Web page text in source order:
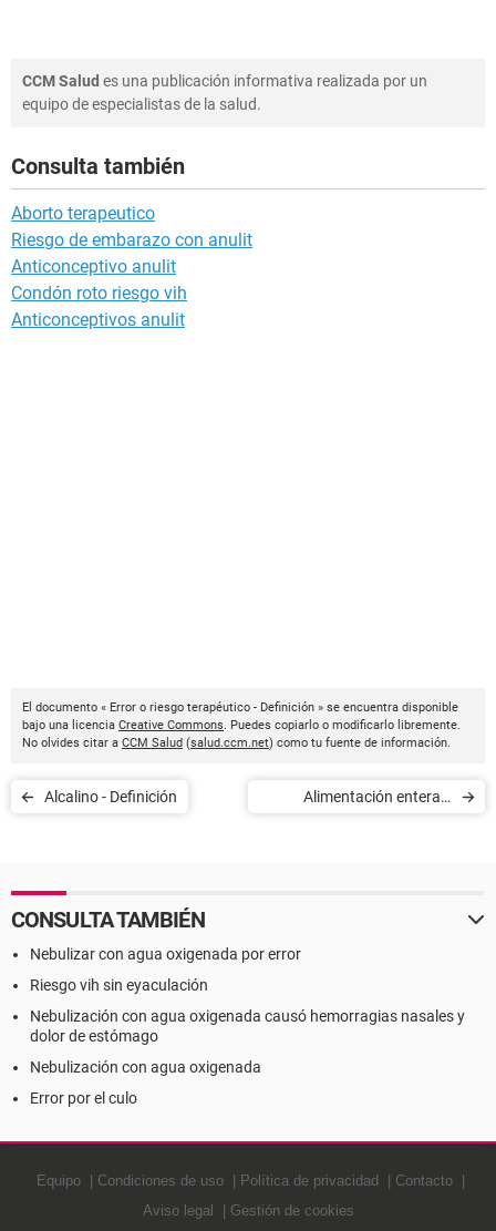
CCM Salud es una publicación informativa realizada por un
equipo de especialistas de la salud.
Consulta también
Aborto terapeutico
Riesgo de embarazo con anulit
Anticonceptivo anulit
Condón roto riesgo vih
Anticonceptivos anulit
El documento « Error o riesgo terapéutico - Definición » se encuentra disponible
bajo una licencia Creative Commons. Puedes copiarlo o modificarlo libremente.
No olvides citar a CCM Salud (salud.ccm.net) como tu fuente de información.
Alcalino - Definición
Alimentación enteral -
CONSULTA TAMBIÉN
Nebulizar con agua oxigenada por error
Riesgo vih sin eyaculación
Nebulización con agua oxigenada causó hemorragias nasales y
dolor de estómago
Nebulización con agua oxigenada
Error por el culo
Equipo Condiciones de uso Política de privacidad
Contacto
Aviso legal
Gestión de cookies